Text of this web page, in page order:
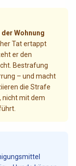
Wohnung
Tat ertappt
er den
Bestrafung
– und macht
die Strafe
nicht mit dem